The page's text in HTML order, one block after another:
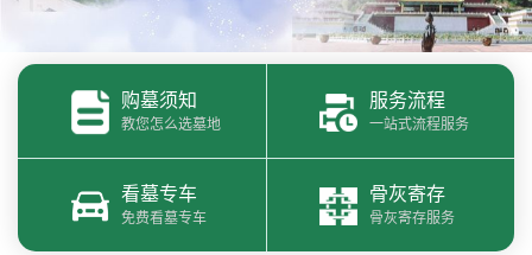
购墓须知
教您怎么选墓地
服务流程
一站式流程服务
看墓专车
免费看墓专车
骨灰寄存
骨灰寄存服务